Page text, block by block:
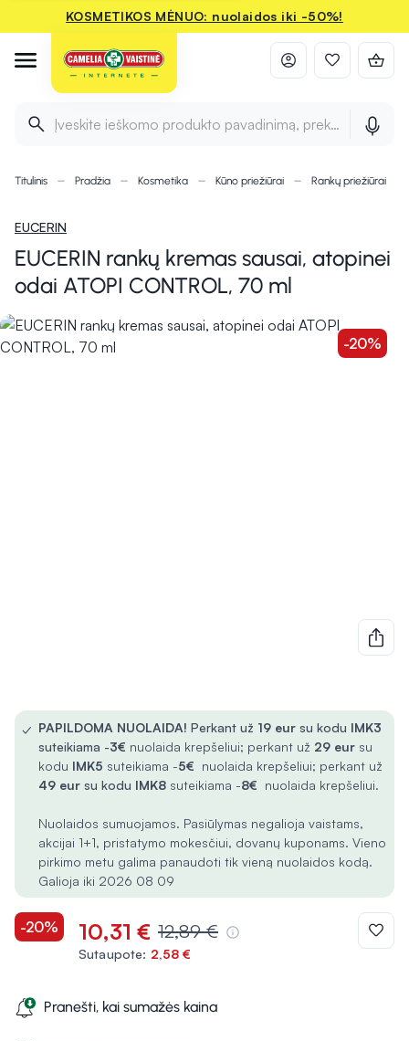
KOSMETIKOS MĖNUO: nuolaidos iki -50%!
Įveskite ieškomo produkto pavadinimą, prekės ženklą ir
Titulinis Pradžia Kosmetika Kūno priežiūrai Rankų priežiūrai
EUCERIN
EUCERIN rankų kremas sausai, atopinei
odai ATOPI CONTROL, 70 ml
-20%
✓ PAPILDOMA NUOLAIDA! Perkant už 19 eur su kodu IMK3
suteikiama -3€ nuolaida krepšeliui; perkant už 29 eur su
kodu IMK5 suteikiama -5€ nuolaida krepšeliui; perkant už
49 eur su kodu IMK8 suteikiama -8€ nuolaida krepšeliui.
Nuolaidos sumuojamos. Pasiūlymas negalioja vaistams,
akcijai 1+1, pristatymo mokesčiui, dovanų kuponams. Vieno
pirkimo metu galima panaudoti tik vieną nuolaidos kodą.
Galioja iki 2026 08 09
-20% 10,31 € 12,89 €
Sutaupote: 2,58 €
Pranešti, kai sumažės kaina